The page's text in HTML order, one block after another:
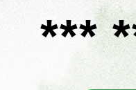
***